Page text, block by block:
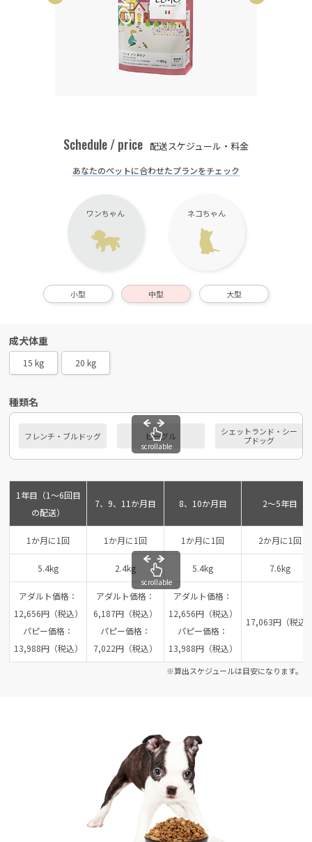
Schedule / price 配送スケジュール・料金
あなたのペットに合わせたプランをチェック
ワンちゃん ネコちゃん
小型 中型 大型
成犬体重
15 kg 20 kg
種類名
フレンチ・ブルドッグ ビーグル
シェットランド・シー
プドッグ
scrollable
1年目（1～6回目
の配送）
7、9、11か月目 8、10か月目 2～5年目
1か月に1回 1か月に1回 1か月に1回 2か月に1回
5.4kg 2.4kg 5.4kg 7.6kg
アダルト価格：
12,656円（税込）
パピー価格：
13,988円（税込）
アダルト価格：
6,187円（税込）
パピー価格：
7,022円（税込）
アダルト価格：
12,656円（税込）
パピー価格：
13,988円（税込）
17,063円（税込
scrollable
※算出スケジュールは目安になります。